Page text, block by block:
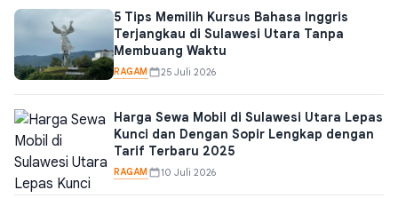
5 Tips Memilih Kursus Bahasa Inggris
Terjangkau di Sulawesi Utara Tanpa
Membuang Waktu
RAGAM 25 Juli 2026
Harga Sewa Mobil di Sulawesi Utara Lepas
Kunci dan Dengan Sopir Lengkap dengan
Tarif Terbaru 2025
RAGAM 10 Juli 2026